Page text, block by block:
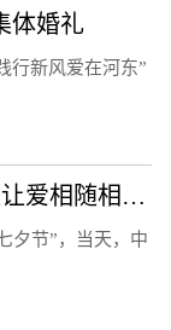
体婚礼
行新风爱在河东”
我们的节日▪七夕|中牟县盛和社区让爱相随相约白首
夕节”，当天，中